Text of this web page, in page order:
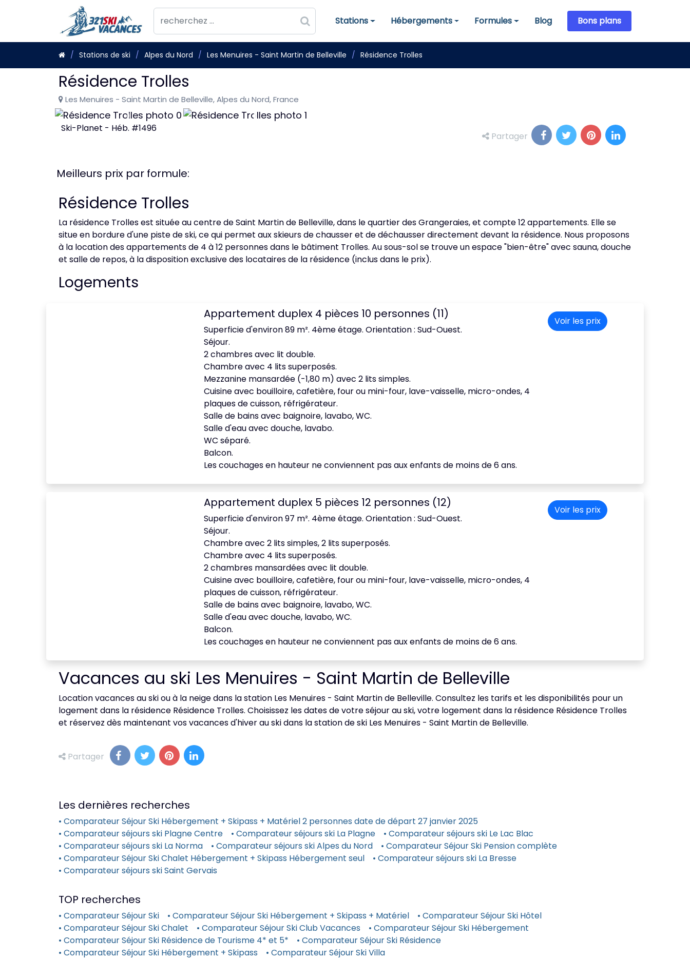
Stations
Stations de skiHébergements
Hébergements Formules
Formules Blog Bons plans
Stations de ski Alpes du Nord Les Menuires - Saint Martin de Belleville Résidence Trolles
Résidence Trolles
Les Menuires - Saint Martin de Belleville, Alpes du Nord, France
Ski-Planet - Héb. #1496
Partager
Meilleurs prix par formule:
Résidence Trolles
La résidence Trolles est située au centre de Saint Martin de Belleville, dans le quartier des Grangeraies, et compte 12 appartements. Elle se
situe en bordure d'une piste de ski, ce qui permet aux skieurs de chausser et de déchausser directement devant la résidence. Nous proposons
à la location des appartements de 4 à 12 personnes dans le bâtiment Trolles. Au sous-sol se trouve un espace "bien-être" avec sauna, douche
et salle de repos, à la disposition exclusive des locataires de la résidence (inclus dans le prix).
Logements
Appartement duplex 4 pièces 10 personnes (11)
Superficie d'environ 89 m². 4ème étage. Orientation : Sud-Ouest.
Séjour.
2 chambres avec lit double.
Chambre avec 4 lits superposés.
Mezzanine mansardée (-1,80 m) avec 2 lits simples.
Cuisine avec bouilloire, cafetière, four ou mini-four, lave-vaisselle, micro-ondes, 4
plaques de cuisson, réfrigérateur.
Salle de bains avec baignoire, lavabo, WC.
Salle d'eau avec douche, lavabo.
WC séparé.
Balcon.
Les couchages en hauteur ne conviennent pas aux enfants de moins de 6 ans.
Voir les prix
Appartement duplex 5 pièces 12 personnes (12)
Superficie d'environ 97 m². 4ème étage. Orientation : Sud-Ouest.
Séjour.
Chambre avec 2 lits simples, 2 lits superposés.
Chambre avec 4 lits superposés.
2 chambres mansardées avec lit double.
Cuisine avec bouilloire, cafetière, four ou mini-four, lave-vaisselle, micro-ondes, 4
plaques de cuisson, réfrigérateur.
Salle de bains avec baignoire, lavabo, WC.
Salle d'eau avec douche, lavabo, WC.
Balcon.
Les couchages en hauteur ne conviennent pas aux enfants de moins de 6 ans.
Voir les prix
Vacances au ski Les Menuires - Saint Martin de Belleville
Location vacances au ski ou à la neige dans la station Les Menuires - Saint Martin de Belleville. Consultez les tarifs et les disponibilités pour un
logement dans la résidence Résidence Trolles. Choisissez les dates de votre séjour au ski, votre logement dans la résidence Résidence Trolles
et réservez dès maintenant vos vacances d'hiver au ski dans la station de ski Les Menuires - Saint Martin de Belleville.
Partager
Les dernières recherches
• Comparateur Séjour Ski Hébergement + Skipass + Matériel 2 personnes date de départ 27 janvier 2025
• Comparateur séjours ski Plagne Centre
• Comparateur séjours ski La Plagne
• Comparateur séjours ski Le Lac Blac
• Comparateur séjours ski La Norma
• Comparateur séjours ski Alpes du Nord
• Comparateur Séjour Ski Pension complète
• Comparateur Séjour Ski Chalet Hébergement + Skipass Hébergement seul
• Comparateur séjours ski La Bresse
• Comparateur séjours ski Saint Gervais
TOP recherches
• Comparateur Séjour Ski • Comparateur Séjour Ski Hébergement + Skipass + Matériel
• Comparateur Séjour Ski Hôtel
• Comparateur Séjour Ski Chalet
• Comparateur Séjour Ski Club Vacances
• Comparateur Séjour Ski Hébergement
• Comparateur Séjour Ski Résidence de Tourisme 4* et 5*
• Comparateur Séjour Ski Résidence
• Comparateur Séjour Ski Hébergement + Skipass
• Comparateur Séjour Ski Villa